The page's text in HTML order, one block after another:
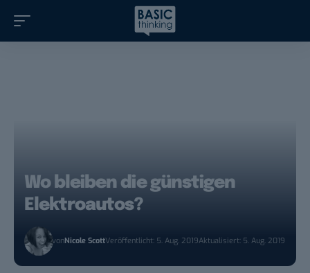
Wo bleiben die günstigen
Elektroautos?
vonNicole ScottVeröffentlicht: 5. Aug. 2019Aktualisiert: 5. Aug. 2019